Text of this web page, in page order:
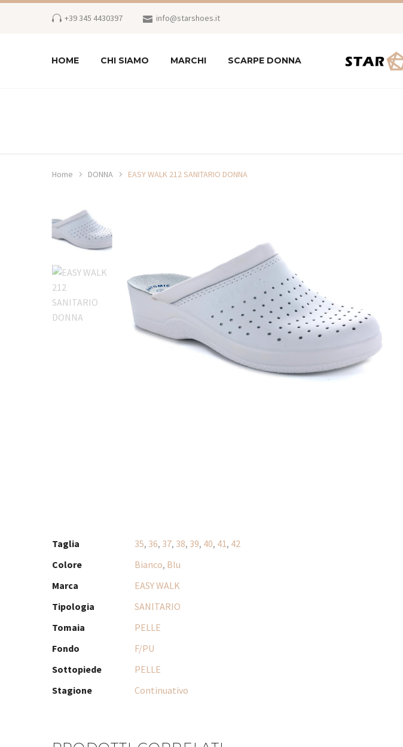
+39 345 4430397 info@starshoes.it
HOME CHI SIAMO MARCHI SCARPE DONNA
Home DONNA EASY WALK 212 SANITARIO DONNA
Taglia 35, 36, 37, 38, 39, 40, 41 , 42
Colore
Bianco, Blu
Marca
EASY WALK
Tipologia
SANITARIO
Tomaia
PELLE
Fondo
F/PU
Sottopiede
PELLE
Stagione
Continuativo